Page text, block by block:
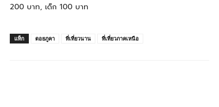
200 บาท, เด็ก 100 บาท
แท็ก ดอยภูคา ที่เที่ยวนาน ที่เที่ยวภาคเหนือ